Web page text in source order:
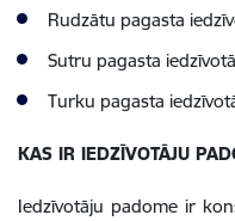
Rudzātu pagasta
Sutru pagasta
Turku pagasta
KAS IR IEDZĪVOTĀJU
Iedzīvotāju padome ir